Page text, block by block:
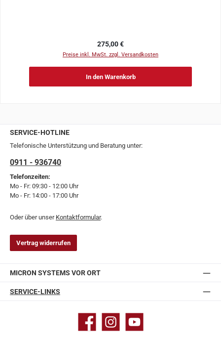
Regulärer Preis:
275,00 €
Preise inkl. MwSt. zzgl. Versandkosten
In den Warenkorb
SERVICE-HOTLINE
Telefonische Unterstützung und Beratung unter:
0911 - 936740
Telefonzeiten:
Mo - Fr: 09:30 - 12:00 Uhr
Mo - Fr: 14:00 - 17:00 Uhr
Oder über unser Kontaktformular.
Vertrag widerrufen
MICRON SYSTEMS VOR ORT
SERVICE-LINKS
Facebook Instagram YouTube